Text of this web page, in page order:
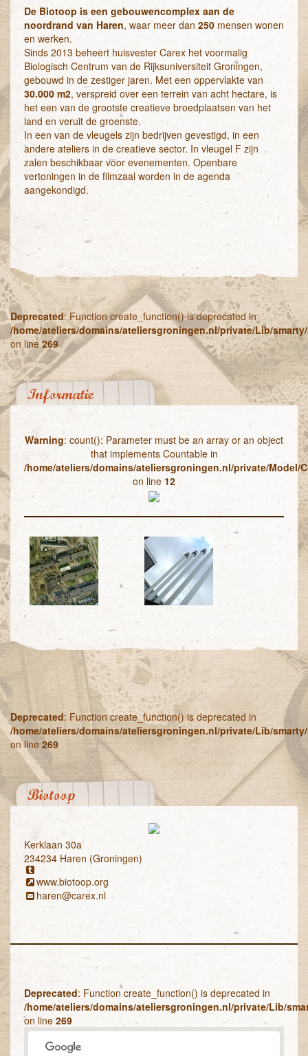
De Biotoop is een gebouwencomplex aan de
noordrand van Haren, waar meer dan 250 mensen wonen
en werken.
Sinds 2013 beheert huisvester Carex het voormalig
Biologisch Centrum van de Rijksuniversiteit Groningen,
gebouwd in de zestiger jaren. Met een oppervlakte van
30.000 m2, verspreid over een terrein van acht hectare, is
het een van de grootste creatieve broedplaatsen van het
land en veruit de groenste.
In een van de vleugels zijn bedrijven gevestigd, in een
andere ateliers in de creatieve sector. In vleugel F zijn
zalen beschikbaar voor evenementen. Openbare
vertoningen in de filmzaal worden in de agenda
aangekondigd.
Deprecated: Function create_function() is deprecated in
/home/ateliers/domains/ateliersgroningen.nl/private/Lib/
on line269
Informatie
Warning: count(): Parameter must be an array or an object
that implements Countable in
/home/ateliers/domains/ateliersgroningen.nl/private/Model/
on line 12
Deprecated: Function create_function() is deprecated in
/home/ateliers/domains/ateliersgroningen.nl/private/Lib/
on line 269
Biotoop
Kerklaan 30a
234234 Haren (Groningen)
www.biotoop.org
haren@carex.nl
Deprecated: Function create_function() is deprecated in
/home/ateliers/domains/ateliersgroningen.nl/private/Lib/
on line 269